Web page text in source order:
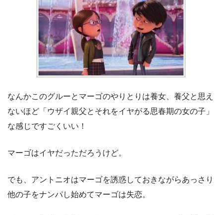
なんかこのグルーとマーゴのやりとりは養女、養父と思え
ないほど「ウザイ親父とそれをイヤがる思春期の女の子」
な感じですごくいい！
マーゴはイヤだっただろうけど。
でも、アントニオはマーゴを誘惑しておきながらあっさり
他の子をナンパし始めてマーゴは失恋。